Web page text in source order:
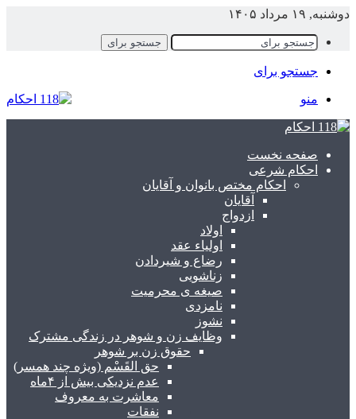
دوشنبه, ۱۹ مرداد ۱۴۰۵
جستجو برای
جستجو برای
منو
صفحه نخست
احکام شرعی
احکام مختص بانوان و آقایان
آقایان
ازدواج
اولاد
اولیاء عقد
رضاع و شیردادن
زناشویی
صیغه ی محرمیت
نامزدی
نشوز
وظایف زن و شوهر در زندگی مشترک
حقوق زن بر شوهر
حق القَسْم (ویژه چند همسر)
عدم نزدیکی بیش از ۴ماه
معاشرت به معروف
نفقات